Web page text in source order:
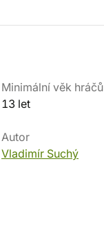
Minimální věk hráčů
13 let
Autor
Vladimír Suchý